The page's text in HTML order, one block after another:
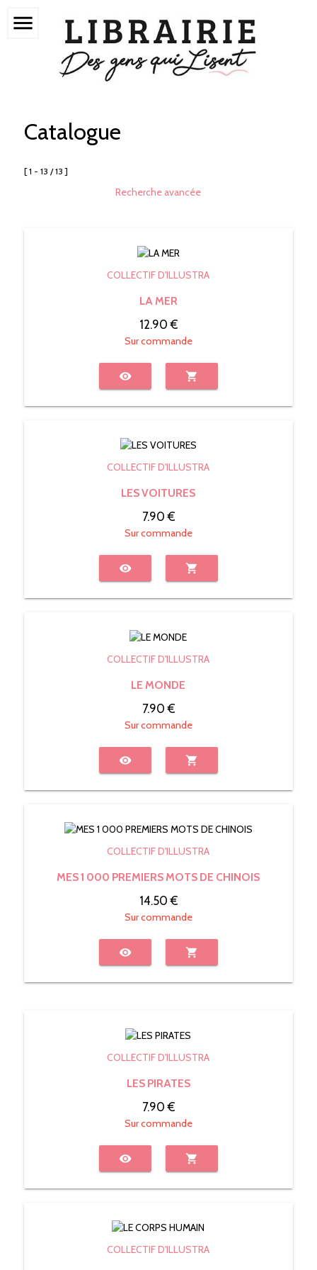
menu
Catalogue
[ 1 - 13 / 13 ]
Recherche avancée
COLLECTIF D'ILLUSTRA
LA MER
12.90 €
Sur commande
visibility shopping_cart
COLLECTIF D'ILLUSTRA
LES VOITURES
7.90 €
Sur commande
visibility shopping_cart
COLLECTIF D'ILLUSTRA
LE MONDE
7.90 €
Sur commande
visibility shopping_cart
COLLECTIF D'ILLUSTRA
MES 1 000 PREMIERS MOTS DE CHINOIS
14.50 €
Sur commande
visibility shopping_cart
COLLECTIF D'ILLUSTRA
LES PIRATES
7.90 €
Sur commande
visibility shopping_cart
COLLECTIF D'ILLUSTRA